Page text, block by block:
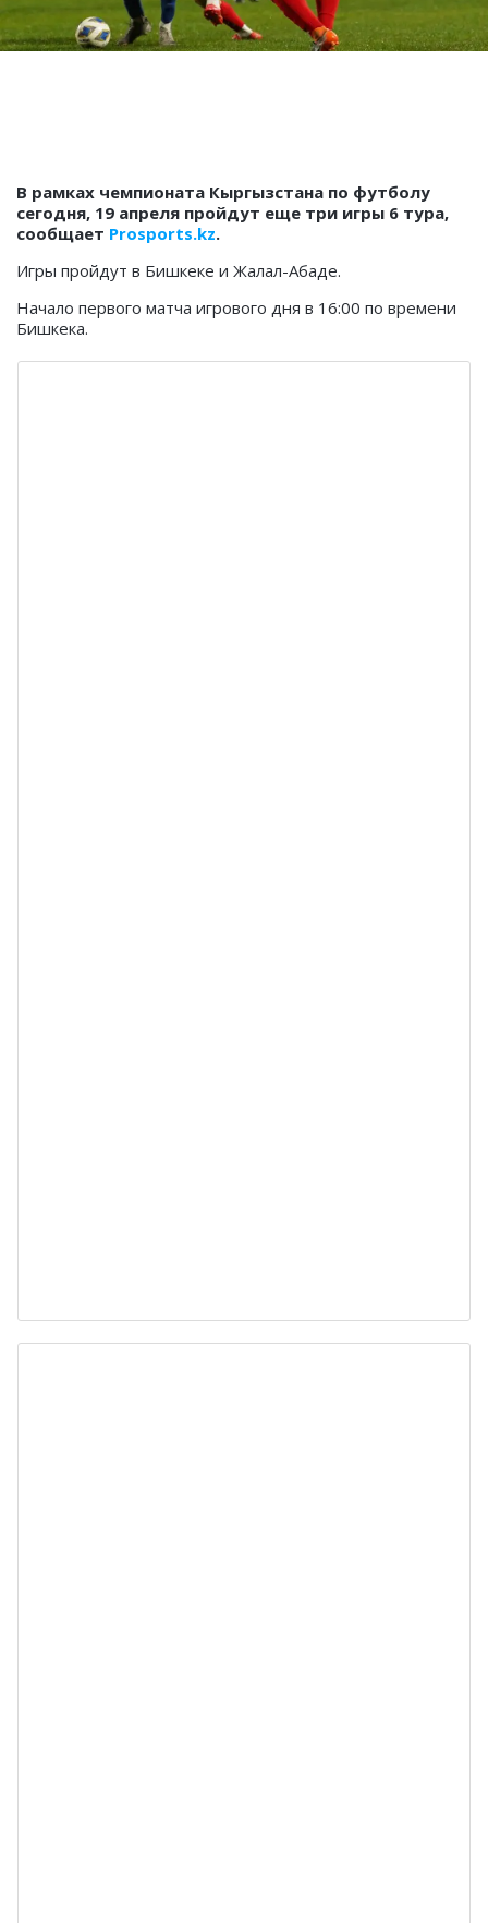
В рамках чемпионата Кыргызстана по футболу
сегодня, 19 апреля пройдут еще три игры 6 тура,
сообщает Prosports.kz.
Игры пройдут в Бишкеке и Жалал-Абаде.
Начало первого матча игрового дня в 16:00 по времени
Бишкека.